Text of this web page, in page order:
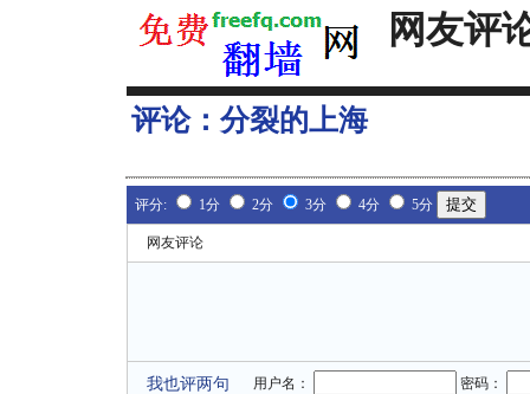
网友评
评论： 分裂的上海
评分: 1分 2分 3分 4分 5分
网友评论
我也评两句 用户名： 密码：